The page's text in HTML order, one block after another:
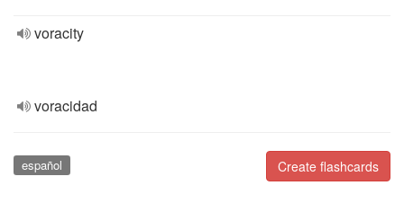
voracity
voracidad
Create flashcards
español